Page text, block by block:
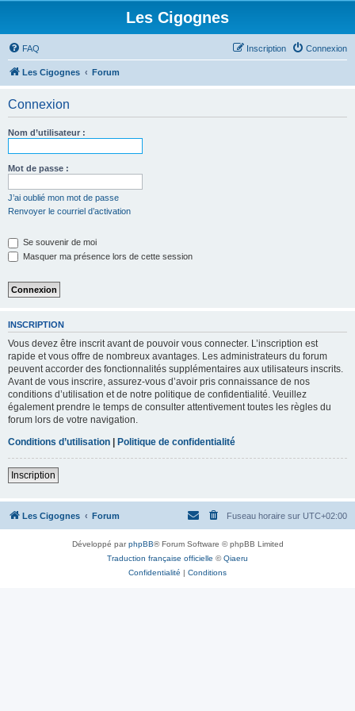
Les Cigognes
FAQ Connexion
Inscription
Les Cigognes Forum
Connexion
Nom d’utilisateur :
Mot de passe :
J’ai oublié mon mot de passe
Renvoyer le courriel d’activation
Se souvenir de moi
Masquer ma présence lors de cette session
INSCRIPTION
Vous devez être inscrit avant de pouvoir vous connecter. L’inscription est
rapide et vous offre de nombreux avantages. Les administrateurs du forum
peuvent accorder des fonctionnalités supplémentaires aux utilisateurs inscrits.
Avant de vous inscrire, assurez-vous d’avoir pris connaissance de nos
conditions d’utilisation et de notre politique de confidentialité. Veuillez
également prendre le temps de consulter attentivement toutes les règles du
forum lors de votre navigation.
Conditions d’utilisation | Politique de confidentialité
Inscription
Les Cigognes Forum Fuseau horaire sur UTC+02:00
Développé parphpBB® Forum Software © phpBB Limited
Traduction française officielle ©Qiaeru
Confidentialité | Conditions